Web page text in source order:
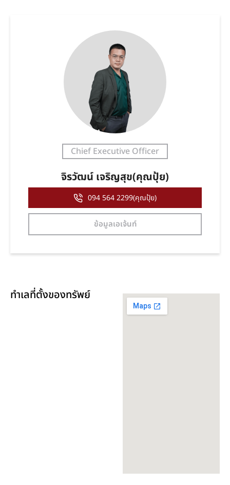
Chief Executive Officer
จิรวัฒน์ เจริญสุข(คุณปุ้ย)
094 564 2299(คุณปุ้ย)
ข้อมูลเอเจ้นท์
ทำเลที่ตั้งของทรัพย์